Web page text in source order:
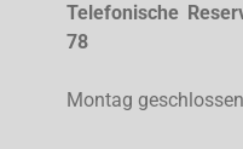
Telefonische
78
Montag geschlossen